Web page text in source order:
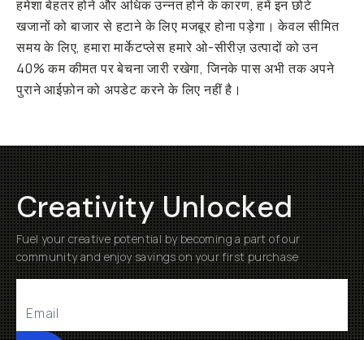
हमेशा बेहतर होने और अधिक उन्नत होने के कारण, हमें इन छोटे
खजानों को बाजार से हटाने के लिए मजबूर होना पड़ेगा। केवल सीमित
समय के लिए, हमारा मार्केटप्लेस हमारे ओ-सीरीज़ उत्पादों को उन
40% कम कीमत पर बेचना जारी रखेगा, जिनके पास अभी तक अपने
पुराने आईफ़ोन को अपडेट करने के लिए नहीं है।
Creativity Unlocked
Fuel your creative potential by becoming a part of our
community and enjoy savings on your first purchase